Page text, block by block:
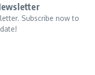
Subscribe now to